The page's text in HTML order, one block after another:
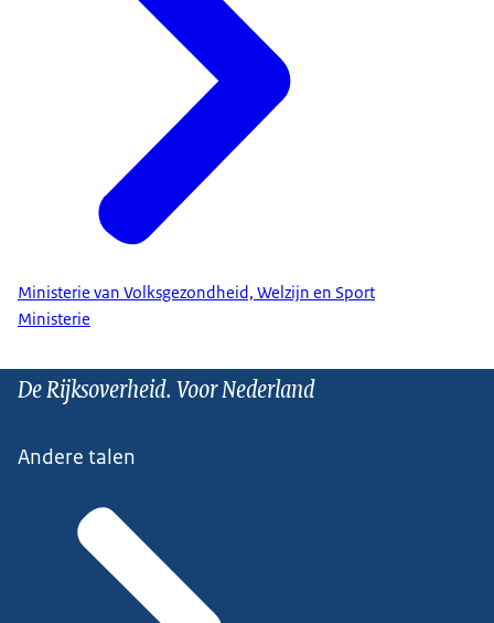
Ministerie van Volksgezondheid, Welzijn en Sport
Ministerie
De Rijksoverheid. Voor Nederland
Andere talen